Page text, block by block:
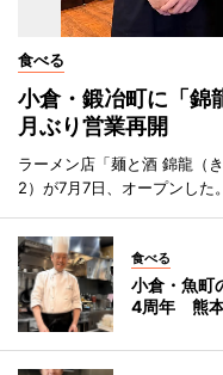
食べる
小倉・鍛冶町に「
月ぶり営業再開
ラーメン店「麺と酒 錦龍（
2）が7月7日、オープンした。
食べる
小倉・魚町
4周年 熊本